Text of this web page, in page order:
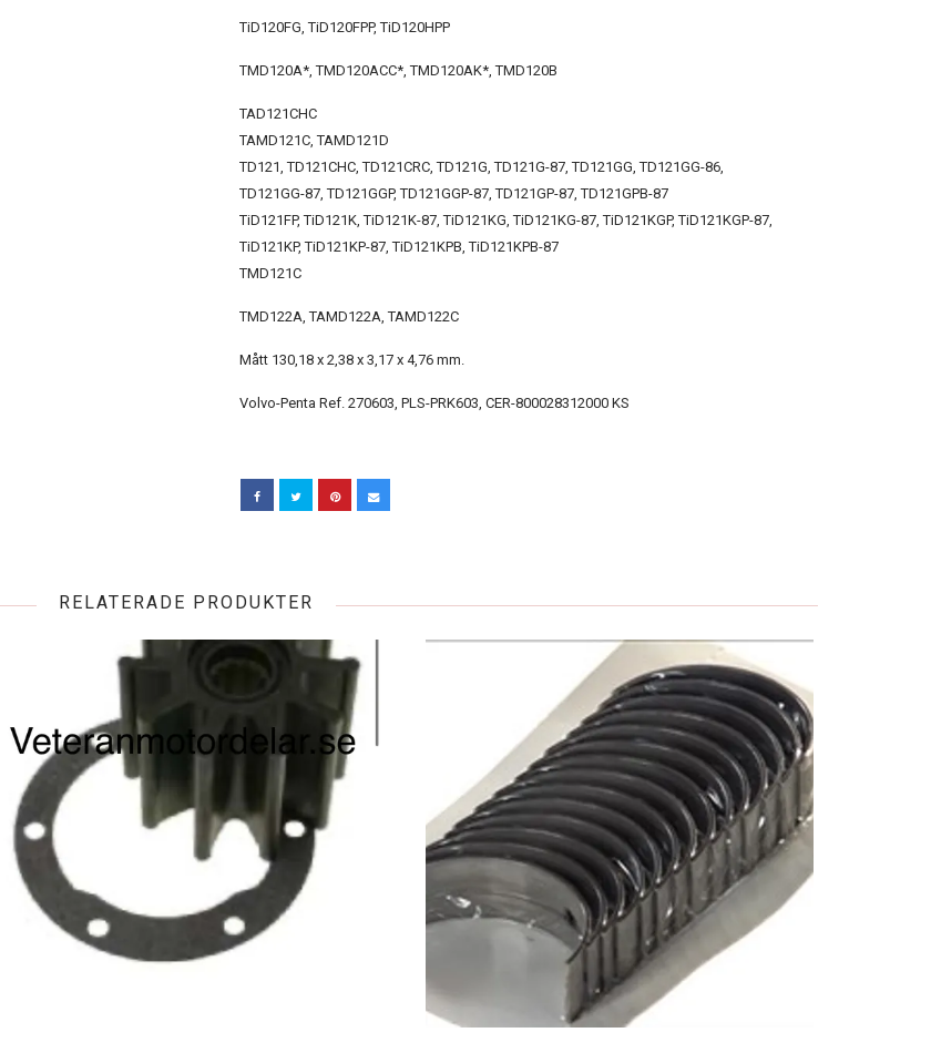
TiD120FG, TiD120FPP, TiD120HPP
TMD120A*, TMD120ACC*, TMD120AK*, TMD120B
TAD121CHC
TAMD121C, TAMD121D
TD121, TD121CHC, TD121CRC, TD121G, TD121G-87, TD121GG, TD121GG-86,
TD121GG-87, TD121GGP, TD121GGP-87, TD121GP-87, TD121GPB-87
TiD121FP, TiD121K, TiD121K-87, TiD121KG, TiD121KG-87, TiD121KGP, TiD121KGP-87,
TiD121KP, TiD121KP-87, TiD121KPB, TiD121KPB-87
TMD121C
TMD122A, TAMD122A, TAMD122C
Mått 130,18 x 2,38 x 3,17 x 4,76 mm.
Volvo-Penta Ref. 270603, PLS-PRK603, CER-800028312000 KS
RELATERADE PRODUKTER